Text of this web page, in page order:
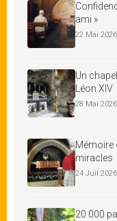
ami »
22 Mai 2026
Un
Léon XIV
28 Mai 2026
Mémoire
miracles
24 Juil 2026
20 000